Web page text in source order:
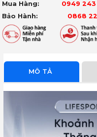
Mua Hàng: 0949 243
Bảo Hành: 0868
MÔ TẢ